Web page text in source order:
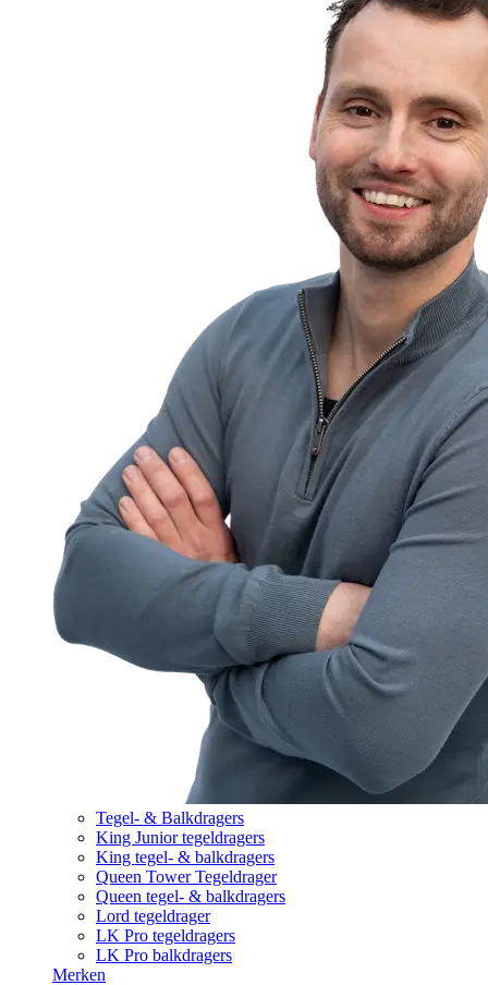
Tegel- & Balkdragers
King Junior tegeldragers
King tegel- & balkdragers
Queen Tower Tegeldrager
Queen tegel- & balkdragers
Lord tegeldrager
LK Pro tegeldragers
LK Pro balkdragers
Merken